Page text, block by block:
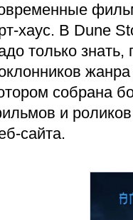
хаус. В Dune
только
собрана
и
сайта.